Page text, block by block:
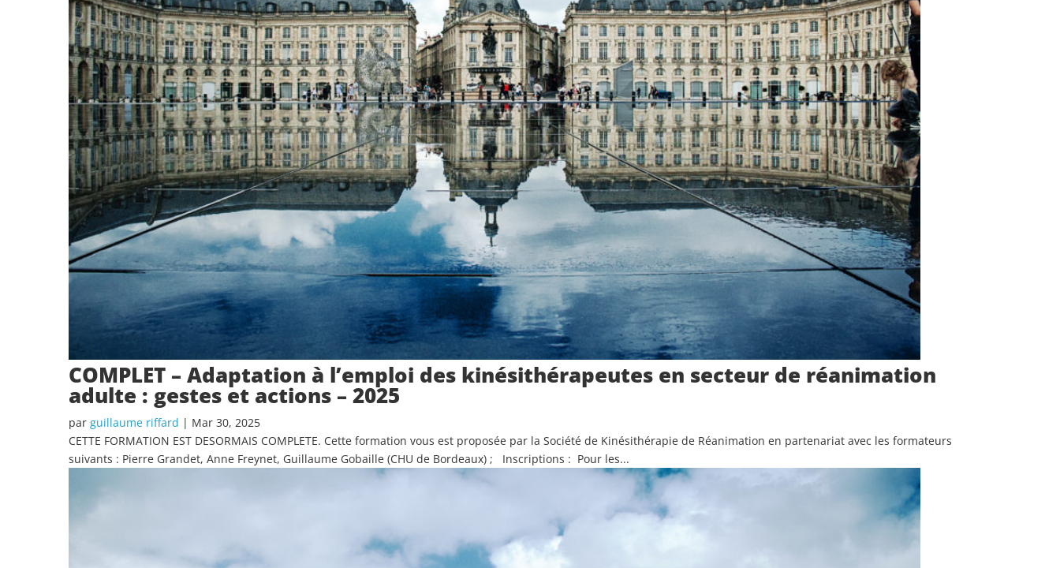
COMPLET – Adaptation à l’emploi des kinésithérapeutes en secteur de réanimation
adulte : gestes et actions – 2025
par guillaume riffard | Mar 30, 2025
CETTE FORMATION EST DESORMAIS COMPLETE. Cette formation vous est proposée par la Société de Kinésithérapie de Réanimation en partenariat avec les formateurs
suivants : Pierre Grandet, Anne Freynet, Guillaume Gobaille (CHU de Bordeaux) ; Inscriptions : Pour les...